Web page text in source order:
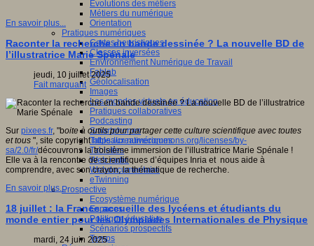
Evolutions des métiers
Métiers du numérique
Orientation
Pratiques numériques
Cartes heuristiques
Classes inversées
Environnement Numérique de Travail
Fablab
Géolocalisation
Images
Les mondes virtuels en éducation
Pratiques collaboratives
Podcasting
Smartphones
Tableaux numériques
Tablettes
Web radio
Webdocumentaire
eTwinning
Prospective
Ecosystème numérique
Espaces
Politique éducative
Scénarios prospectifs
Temps
En savoir plus...
Raconter la recherche en bande dessinée ? La nouvelle BD de
l’illustratrice Marie Spénale
jeudi, 10 juillet 2025
Fait marquant
Sur pixees.fr, "boite à outils pour partager cette culture scientifique avec toutes
et tous ", site copyrighthttps://creativecommons.org/licenses/by-
sa/2.0/fr/découvrons la troisième immersion de l’illustratrice Marie Spénale !
Elle va à la rencontre de scientifiques d’équipes Inria et nous aide à
comprendre, avec son crayon, la thématique de recherche.
En savoir plus...
18 juillet : la France accueille des lycéens et étudiants du
monde entier pour les Olympiades Internationales de Physique
mardi, 24 juin 2025